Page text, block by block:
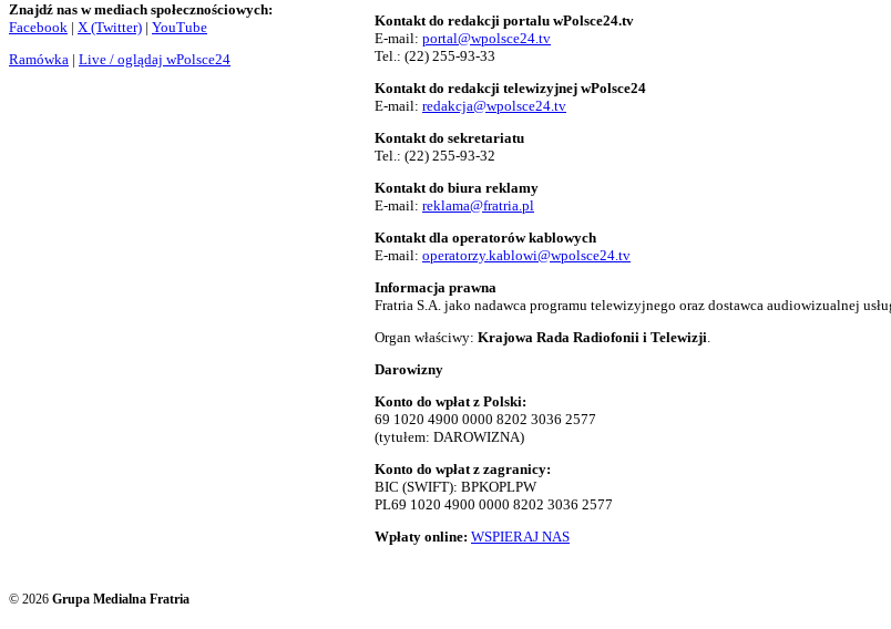
Znajdź nas w mediach społecznościowych:
Facebook | X (Twitter) | YouTube
Ramówka | Live / oglądaj wPolsce24
Kontakt do redakcji portalu wPolsce24.tv
E-mail: portal@wpolsce24.tv
Tel.: (22) 255-93-33
Kontakt do redakcji telewizyjnej wPolsce24
E-mail: redakcja@wpolsce24.tv
Kontakt do sekretariatu
Tel.: (22) 255-93-32
Kontakt do biura reklamy
E-mail: reklama@fratria.pl
Kontakt dla operatorów kablowych
E-mail: operatorzy.kablowi@wpolsce24.tv
Informacja prawna
Fratria S.A. jako nadawca programu telewizyjnego oraz dostawca audiowizualnej
Organ właściwy: Krajowa Rada Radiofonii i Telewizji
Darowizny
Konto do wpłat z Polski:
69 1020 4900 0000 8202 3036 2577
(tytułem: DAROWIZNA)
Konto do wpłat z zagranicy:
BIC (SWIFT): BPKOPLPW
PL69 1020 4900 0000 8202 3036 2577
Wpłaty online: WSPIERAJ NAS
© 2026 Grupa Medialna Fratria